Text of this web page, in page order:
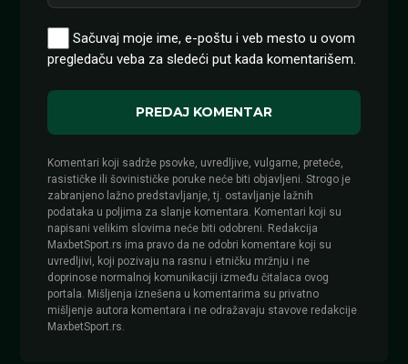
Sačuvaj moje ime, e-poštu i veb mesto u ovom
pregledaču veba za sledeći put kada komentarišem.
Komentari koji sadrže psovke, uvredljive, vulgarne, preteće,
rasističke ili šovinističke poruke neće biti objavljeni. Strogo je
zabranjeno lažno predstavljanje, tj. ostavljanje lažnih
podataka u poljima za slanje komentara. Komentari koji su
napisani velikim slovima neće biti odobreni. Redakcija
MaxbetSport.rs ima pravo da ne odobri komentare koji su
uvredljivi, koji pozivaju na rasnu i etničku mržnju i ne
doprinose normalnoj komunikaciji između čitalaca ovog
portala. Mišljenja iznešena u komentarima su privatno
mišljenje autora komentara i ne odražavaju stavove redakcije
MaxbetSport.rs.